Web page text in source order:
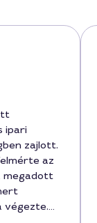
ipari
zajlott.
az
megadott
végezte.